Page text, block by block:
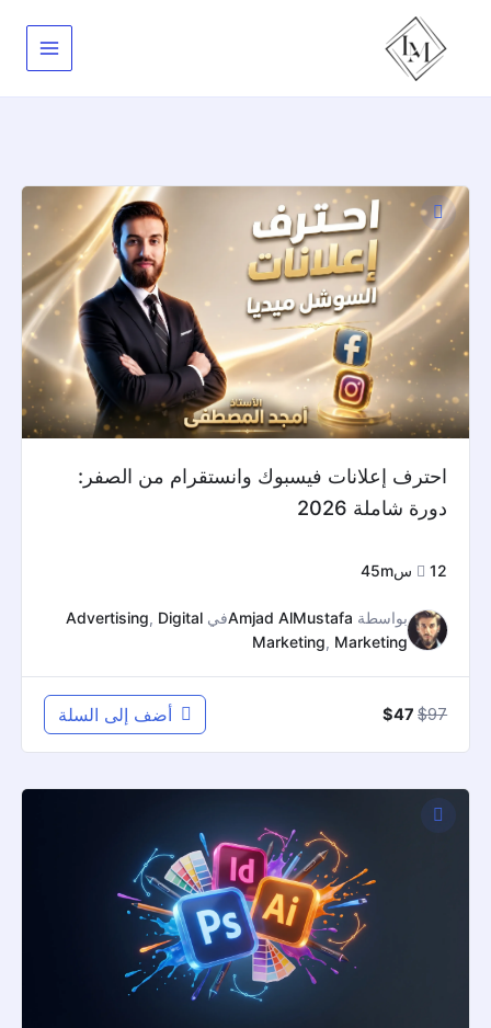
المحتوى
احترف إعلانات فيسبوك وانستقرام من الصفر:
دورة شاملة 2026
12س45m
بواسطة Amjad AlMustafaفي Advertising Digital
Marketing Marketing
$97
السعر
$97.
$47 السعر
$47.
أضف إلى السلة